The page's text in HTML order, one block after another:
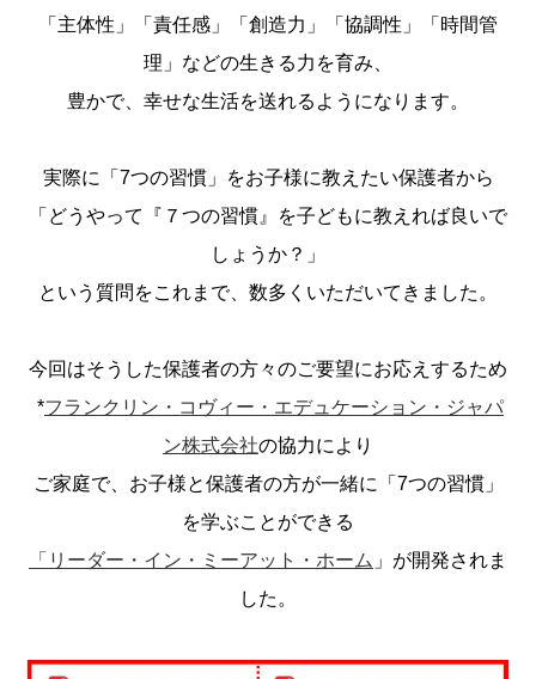
「主体性」「責任感」「創造力」「協調性」「時間管
理」などの生きる力を育み、
豊かで、幸せな生活を送れるようになります。
実際に「7つの習慣」をお子様に教えたい保護者から
「どうやって『７つの習慣』を子どもに教えれば良いで
しょうか？」
という質問をこれまで、数多くいただいてきました。
今回はそうした保護者の方々のご要望にお応えするため
*フランクリン・コヴィー・エデュケーション・ジャパ
ン株式会社の協力により
ご家庭で、お子様と保護者の方が一緒に「7つの習慣」
を学ぶことができる
「リーダー・イン・ミーアット・ホーム 」が開発されま
した。